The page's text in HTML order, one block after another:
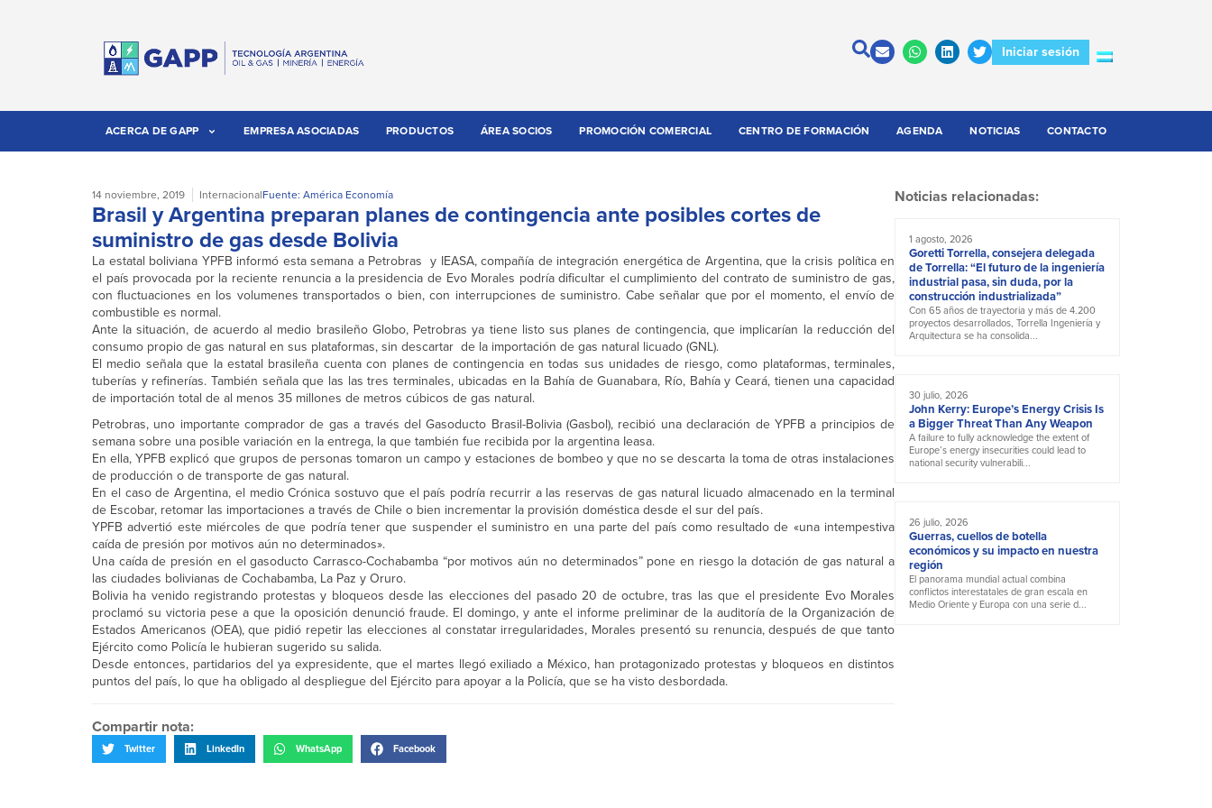
Iniciar sesión
ACERCA DE GAPP EMPRESA ASOCIADAS PRODUCTOS ÁREA SOCIOS PROMOCIÓN COMERCIAL CENTRO DE FORMACIÓN AGENDA NOTICIAS CONTACTO
14 noviembre, 2019 InternacionalFuente: América Economía
Brasil y Argentina preparan planes de contingencia ante posibles cortes de
suministro de gas desde Bolivia
La estatal boliviana YPFB informó esta semana a Petrobras y IEASA, compañía de integración energética de Argentina, que la crisis política en
el país provocada por la reciente renuncia a la presidencia de Evo Morales podría dificultar el cumplimiento del contrato de suministro de gas,
con fluctuaciones en los volumenes transportados o bien, con interrupciones de suministro. Cabe señalar que por el momento, el envío de
combustible es normal.
Ante la situación, de acuerdo al medio brasileño Globo, Petrobras ya tiene listo sus planes de contingencia, que implicarían la reducción del
consumo propio de gas natural en sus plataformas, sin descartar de la importación de gas natural licuado (GNL).
El medio señala que la estatal brasileña cuenta con planes de contingencia en todas sus unidades de riesgo, como plataformas, terminales,
tuberías y refinerías. También señala que las las tres terminales, ubicadas en la Bahía de Guanabara, Río, Bahía y Ceará, tienen una capacidad
de importación total de al menos 35 millones de metros cúbicos de gas natural.
Petrobras, uno importante comprador de gas a través del Gasoducto Brasil-Bolivia (Gasbol), recibió una declaración de YPFB a principios de
semana sobre una posible variación en la entrega, la que también fue recibida por la argentina Ieasa.
En ella, YPFB explicó que grupos de personas tomaron un campo y estaciones de bombeo y que no se descarta la toma de otras instalaciones
de producción o de transporte de gas natural.
En el caso de Argentina, el medio Crónica sostuvo que el país podría recurrir a las reservas de gas natural licuado almacenado en la terminal
de Escobar, retomar las importaciones a través de Chile o bien incrementar la provisión doméstica desde el sur del país.
YPFB advertió este miércoles de que podría tener que suspender el suministro en una parte del país como resultado de «una intempestiva
caída de presión por motivos aún no determinados».
Una caída de presión en el gasoducto Carrasco-Cochabamba “por motivos aún no determinados” pone en riesgo la dotación de gas natural a
las ciudades bolivianas de Cochabamba, La Paz y Oruro.
Bolivia ha venido registrando protestas y bloqueos desde las elecciones del pasado 20 de octubre, tras las que el presidente Evo Morales
proclamó su victoria pese a que la oposición denunció fraude. El domingo, y ante el informe preliminar de la auditoría de la Organización de
Estados Americanos (OEA), que pidió repetir las elecciones al constatar irregularidades, Morales presentó su renuncia, después de que tanto
Ejército como Policía le hubieran sugerido su salida.
Desde entonces, partidarios del ya expresidente, que el martes llegó exiliado a México, han protagonizado protestas y bloqueos en distintos
puntos del país, lo que ha obligado al despliegue del Ejército para apoyar a la Policía, que se ha visto desbordada.
Compartir nota:
Twitter LinkedIn WhatsApp Facebook
Noticias relacionadas:
1 agosto, 2026
Goretti Torrella, consejera delegada
de Torrella: “El futuro de la ingeniería
industrial pasa, sin duda, por la
construcción industrializada”
Con 65 años de trayectoria y más de 4.200
proyectos desarrollados, Torrella Ingeniería y
Arquitectura se ha consolida...
30 julio, 2026
John Kerry: Europe’s Energy Crisis Is
a Bigger Threat Than Any Weapon
A failure to fully acknowledge the extent of
Europe’s energy insecurities could lead to
national security vulnerabili...
26 julio, 2026
Guerras, cuellos de botella
económicos y su impacto en nuestra
región
El panorama mundial actual combina
conflictos interestatales de gran escala en
Medio Oriente y Europa con una serie d...